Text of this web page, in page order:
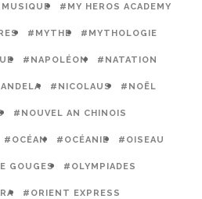
#MY HEROS ACADEMY
#MYTHE #MYTHOLOGIE
#NAPOLÉON #NATATION
#NICOLAUS #NOËL
#NOUVEL AN CHINOIS
#OCÉAN #OCÉANIE #OISEAU
GOUGES #OLYMPIADES
#ORIENT EXPRESS